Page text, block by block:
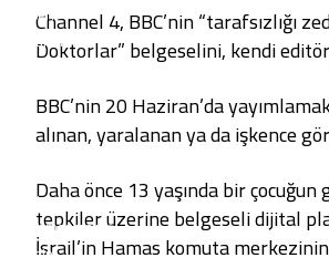
Kayseri
Kırklareli
Kocaeli
Konya
Kütahya
Manisa
Kahramanmaraş
Mardin
Channel 4, BBC’nin “tarafsızlığı
Doktorlar” belgeselini, kendi
BBC’nin 20 Haziran’da
alınan, yaralanan ya da işkence
Daha önce 13 yaşında bir
tepkiler üzerine belgeseli dijital
İsrail’in Hamas komuta